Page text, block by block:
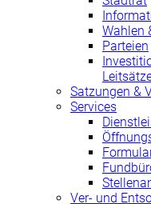
Wahlen
Parteien
Satzungen &
Services
Ver- und